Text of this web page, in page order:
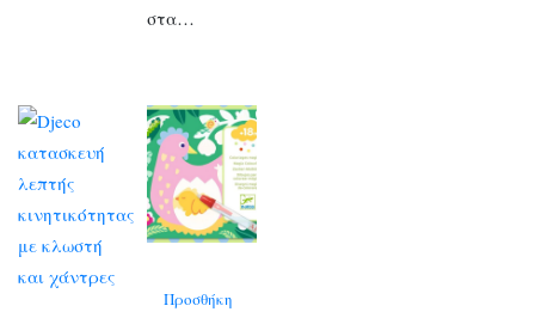
στα…
Προσθήκη